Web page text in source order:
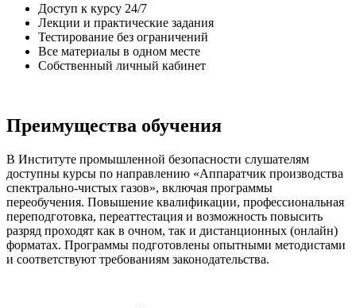
Доступ к курсу 24/7
Лекции и практические задания
Тестирование без ограничений
Все материалы в одном месте
Собственный личный кабинет
Преимущества обучения
В Институте промышленной безопасности слушателям
доступны курсы по направлению «Аппаратчик производства
спектрально-чистых газов», включая программы
переобучения. Повышение квалификации, профессиональная
переподготовка, переаттестация и возможность повысить
разряд проходят как в очном, так и дистанционных (онлайн)
форматах. Программы подготовлены опытными методистами
и соответствуют требованиям законодательства.